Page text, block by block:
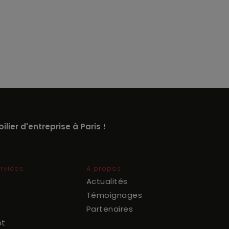
d'entreprise à Paris !
A propos
Actualités
Témoignages
Partenaires